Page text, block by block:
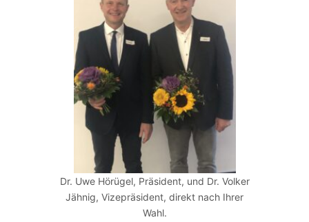
Dr. Uwe Hörügel, Präsident, und Dr. Volker
Jähnig, Vizepräsident, direkt nach Ihrer
Wahl.